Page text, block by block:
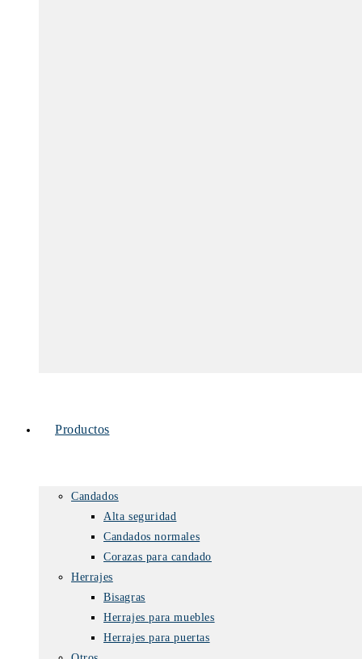
Productos
Candados
Alta seguridad
Candados normales
Corazas para candado
Herrajes
Bisagras
Herrajes para muebles
Herrajes para puertas